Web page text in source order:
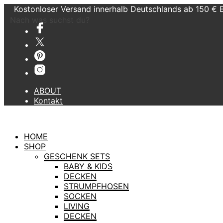
Kostonloser Versand innerhalb Deutschlands ab 150 €
ABOUT
Kontakt
HOME
SHOP
GESCHENK SETS
BABY & KIDS
DECKEN
STRUMPFHOSEN
SOCKEN
LIVING
DECKEN
Nach was suchst du?